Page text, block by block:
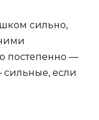
сильно,
постепенно —
сильные, если